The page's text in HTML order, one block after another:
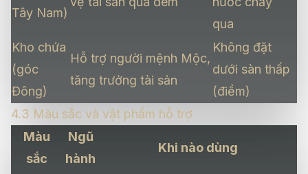
Tây Nam)
qua
Kho chứa
(góc
Đông)
Hỗ trợ người mệnh Mộc,
tăng trưởng tài sản
Không đặt
dưới sàn thấp
(điềm)
4.3 Màu sắc và vật phẩm hỗ trợ
Màu
sắc
Ngũ
hành
Khi nào dùng